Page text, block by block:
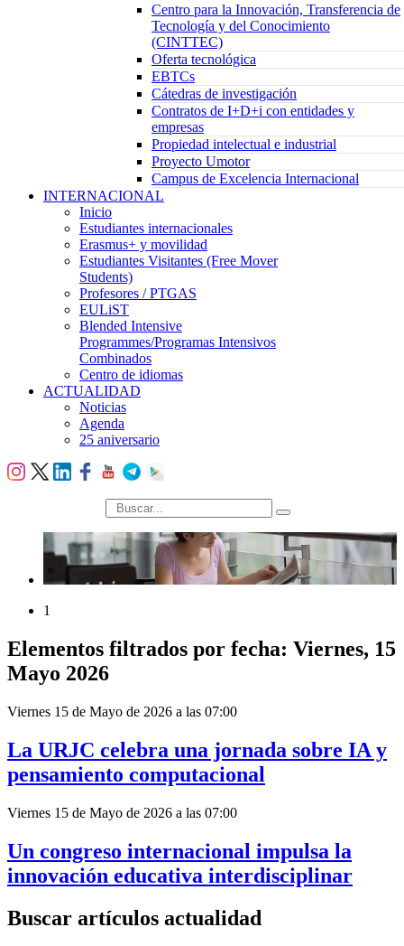
Centro para la Innovación, Transferencia de
Tecnología y del Conocimiento
(CINTTEC)
Oferta tecnológica
EBTCs
Cátedras de investigación
Contratos de I+D+i con entidades y
empresas
Propiedad intelectual e industrial
Proyecto Umotor
Campus de Excelencia Internacional
INTERNACIONAL
Inicio
Estudiantes internacionales
Erasmus+ y movilidad
Estudiantes Visitantes (Free Mover
Students)
Profesores / PTGAS
EULiST
Blended Intensive
Programmes/Programas Intensivos
Combinados
Centro de idiomas
ACTUALIDAD
Noticias
Agenda
25 aniversario
búsqueda
1
Elementos filtrados por fecha: Viernes, 15
Mayo 2026
Viernes 15 de Mayo de 2026 a las 07:00
La URJC celebra una jornada sobre IA y
pensamiento computacional
Viernes 15 de Mayo de 2026 a las 07:00
Un congreso internacional impulsa la
innovación educativa interdisciplinar
Buscar artículos actualidad